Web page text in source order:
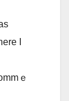
I
ｅ